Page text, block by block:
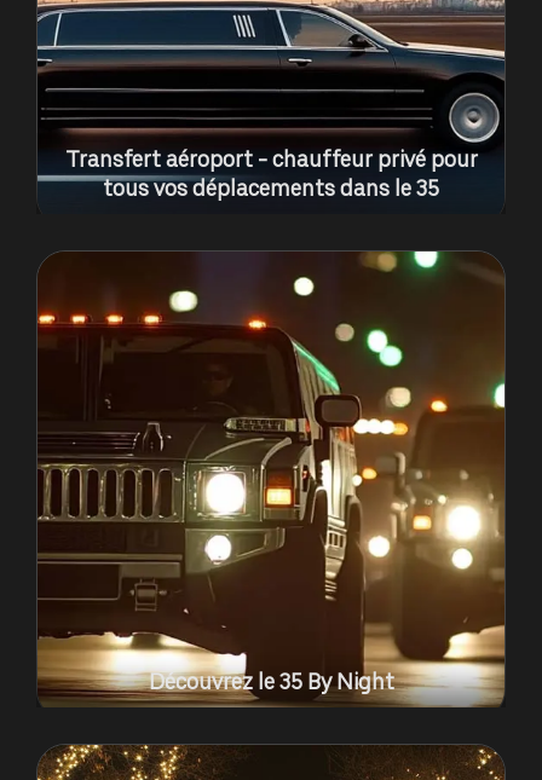
Transfert aéroport - chauffeur privé pour
tous vos déplacements dans le 35
Découvrez le 35 By Night